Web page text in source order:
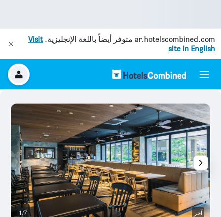
ar.hotelscombined.com متوفر أيضاً باللغة الإنجليزية.Visit
site in English
آخر 1/7